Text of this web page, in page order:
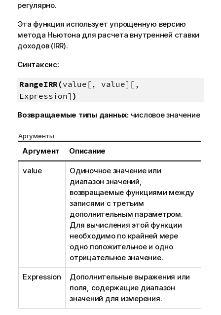
регулярно.
Эта функция использует упрощенную версию
метода Ньютона для расчета внутренней ставки
доходов (IRR).
Синтаксис:
RangeIRR(value[, value][,
Expression] )
Возвращаемые типы данных: числовое значение
Аргументы
Аргумент Описание
value
Одиночное значение или
диапазон значений,
возвращаемые функциями между
записями с третьим
дополнительным параметром.
Для вычисления этой функции
необходимо по крайней мере
одно положительное и одно
отрицательное значение.
Expression
Дополнительные выражения или
поля, содержащие диапазон
значений для измерения.